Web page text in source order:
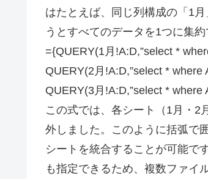
はたとえば、同じ列構成の「1
うとすべてのデータを1つに集約
={QUERY(1月!A:D,”select *
QUERY(2月!A:D,”select * where
QUERY(3月!A:D,”select * where
この式では、各シート（1月・2
外しました。このように括弧で
シートを統合することが可能で
も指定できるため、複数ファイ